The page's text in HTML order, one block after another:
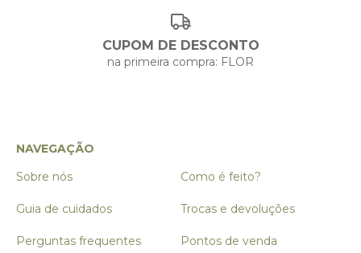
CUPOM DE DESCONTO
na primeira compra: FLOR
NAVEGAÇÃO
Sobre nós
Como é feito?
Guia de cuidados Trocas e devoluções
Perguntas frequentes Pontos de venda